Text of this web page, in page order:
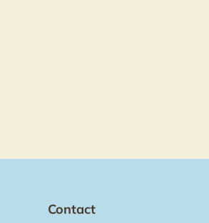
Contact